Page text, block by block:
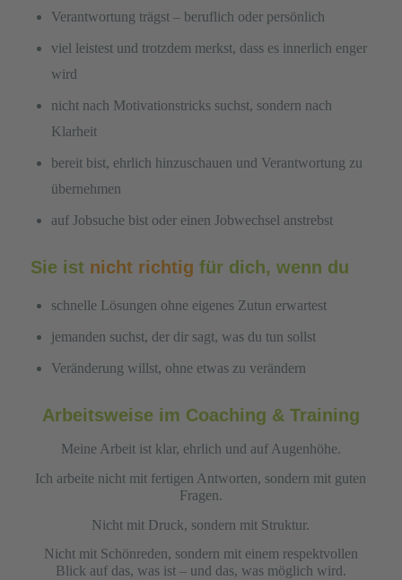
Verantwortung trägst – beruflich oder persönlich
viel leistest und trotzdem merkst, dass es innerlich enger
wird
nicht nach Motivationstricks suchst, sondern nach
Klarheit
bereit bist, ehrlich hinzuschauen und Verantwortung zu
übernehmen
auf Jobsuche bist oder einen Jobwechsel anstrebst
Sie ist nicht richtig für dich, wenn du
schnelle Lösungen ohne eigenes Zutun erwartest
jemanden suchst, der dir sagt, was du tun sollst
Veränderung willst, ohne etwas zu verändern
Arbeitsweise im Coaching & Training
Meine Arbeit ist klar, ehrlich und auf Augenhöhe.
Ich arbeite nicht mit fertigen Antworten, sondern mit guten
Fragen.
Nicht mit Druck, sondern mit Struktur.
Nicht mit Schönreden, sondern mit einem respektvollen
Blick auf das, was ist – und das, was möglich wird.